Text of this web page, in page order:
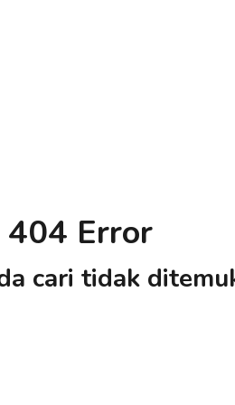
404 Error
cari tidak